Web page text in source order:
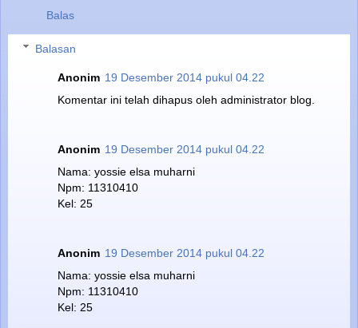
Balas
Balasan
Anonim 19 Desember 2014 pukul 04.22
Komentar ini telah dihapus oleh administrator blog.
Anonim 19 Desember 2014 pukul 04.22
Nama: yossie elsa muharni
Npm: 11310410
Kel: 25
Anonim 19 Desember 2014 pukul 04.22
Nama: yossie elsa muharni
Npm: 11310410
Kel: 25